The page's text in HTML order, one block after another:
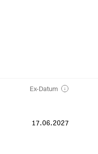
Ex-Datum
17.06.2027